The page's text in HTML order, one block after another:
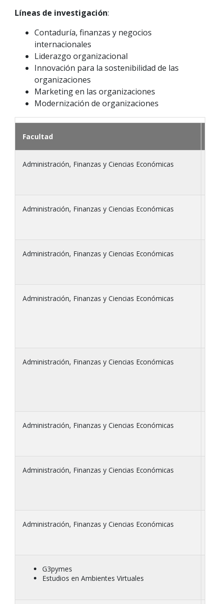
Líneas de investigación:
Contaduría, finanzas y negocios
internacionales
Liderazgo organizacional
Innovación para la sostenibilidad de las
organizaciones
Marketing en las organizaciones
Modernización de organizaciones
Facultad
Administración, Finanzas y Ciencias Económicas
Administración, Finanzas y Ciencias Económicas
Administración, Finanzas y Ciencias Económicas
Administración, Finanzas y Ciencias Económicas
Administración, Finanzas y Ciencias Económicas
Administración, Finanzas y Ciencias Económicas
Administración, Finanzas y Ciencias Económicas
Administración, Finanzas y Ciencias Económicas
G3pymes
Estudios en Ambientes Virtuales